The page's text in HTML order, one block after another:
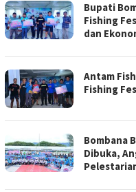
Bupati
Fishing
dan
Antam
Fishing
Bombana
Dibuka,